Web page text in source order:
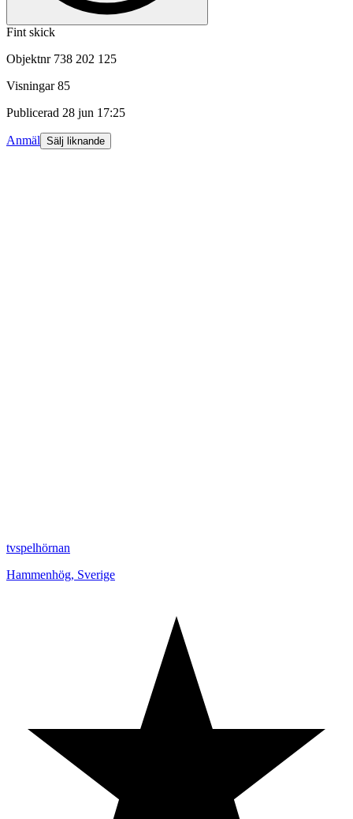
Fint skick
Objektnr 738 202 125
Visningar 85
Publicerad 28 jun 17:25
Anmäl Sälj liknande
tvspelhörnan
Hammenhög, Sverige